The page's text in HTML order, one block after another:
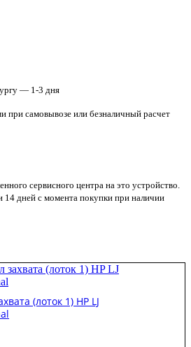
— 1-3 дня
при самовывозе или безналичный расчет
сервисного центра на это устройство.
14 дней с момента покупки при наличии
(лоток 1) HP LJ